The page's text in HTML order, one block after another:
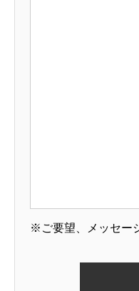
※ご要望、メッセー